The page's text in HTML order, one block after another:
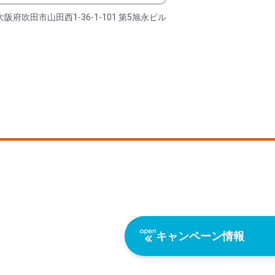
キャンペーン情報
阪府吹田市山田西1-36-1-101 第5旭永ビル